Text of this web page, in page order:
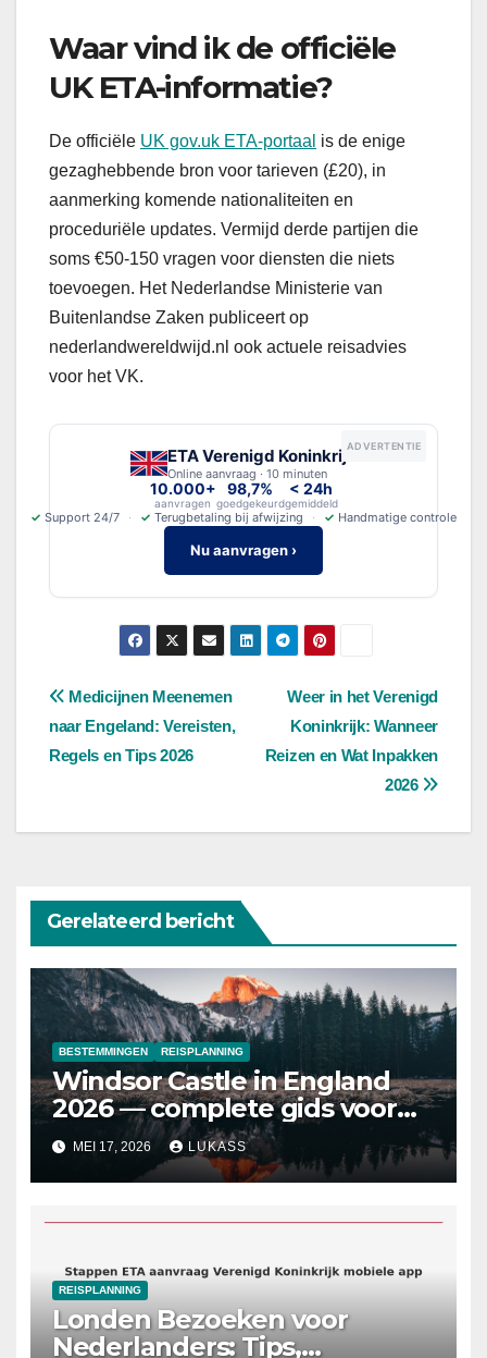
Waar vind ik de officiële
UK ETA-informatie?
De officiële UK gov.uk ETA-portaal is de enige
gezaghebbende bron voor tarieven (£20), in
aanmerking komende nationaliteiten en
proceduriële updates. Vermijd derde partijen die
soms €50-150 vragen voor diensten die niets
toevoegen. Het Nederlandse Ministerie van
Buitenlandse Zaken publiceert op
nederlandwereldwijd.nl ook actuele reisadvies
voor het VK.
ADVERTENTIE
ETA Verenigd Koninkrijk
Online aanvraag · 10 minuten
10.000+
aanvragen
98,7%
goedgekeurd
< 24h
gemiddeld
✓ Support 24/7 ✓ Terugbetaling bij afwijzing ✓ Handmatige controle
Nu aanvragen ›
Bericht
navigatie
Weer in het Verenigd
Koninkrijk: Wanneer
Reizen en Wat Inpakken
2026
Medicijnen Meenemen
naar Engeland: Vereisten,
Regels en Tips 2026
Gerelateerd bericht
BESTEMMINGEN REISPLANNING
Windsor Castle in England
2026 — complete gids voor
Nederlanders
MEI 17, 2026 LUKASS
REISPLANNING
Londen Bezoeken voor
Nederlanders: Tips,